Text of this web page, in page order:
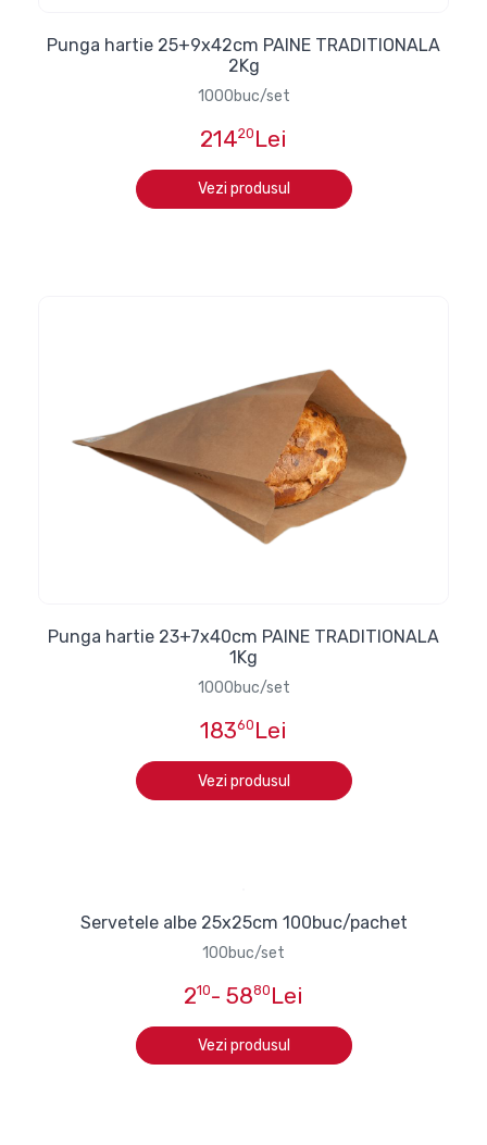
Punga hartie 25+9x42cm PAINE TRADITIONALA
2Kg
1000buc/set
21420 Lei
Vezi produsul
Punga hartie 23+7x40cm PAINE TRADITIONALA
1Kg
1000buc/set
18360 Lei
Vezi produsul
Servetele albe 25x25cm 100buc/pachet
100buc/set
210- 5880 Lei
Vezi produsul